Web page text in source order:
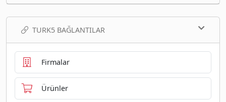
TURK5 BAĞLANTILAR
Firmalar
Ürünler